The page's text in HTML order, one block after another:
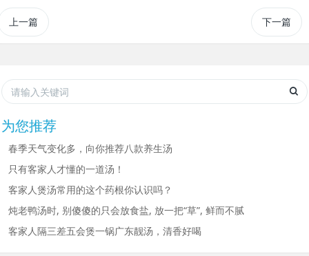
上一篇 下一篇
为您推荐
春季天气变化多，向你推荐八款养生汤
只有客家人才懂的一道汤！
客家人煲汤常用的这个药根你认识吗？
炖老鸭汤时, 别傻傻的只会放食盐, 放一把“草”, 鲜而不腻
客家人隔三差五会煲一锅广东靓汤，清香好喝